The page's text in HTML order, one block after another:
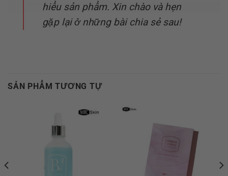
hiểu sản phẩm. Xin chào và hẹn
gặp lại ở những bài chia sẻ sau!
SẢN PHẨM TƯƠNG TỰ